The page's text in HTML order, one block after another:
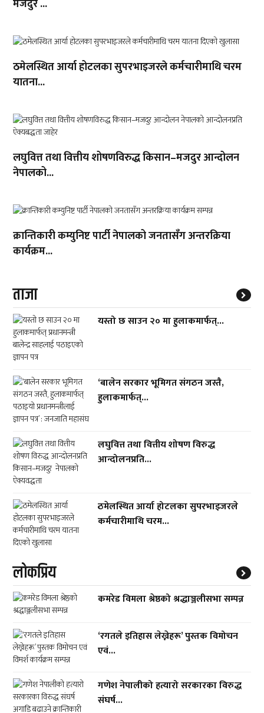
मजदुर ...
ठमेलस्थित आर्या होटलका सुपरभाइजरले कर्मचारीमाथि चरम
यातना...
लघुवित्त तथा वित्तीय शोषणविरुद्ध किसान–मजदुर आन्दोलन
नेपालको...
क्रान्तिकारी कम्युनिष्ट पार्टी नेपालको जनतासँग अन्तरक्रिया
कार्यक्रम...
ताजा
यस्तो छ साउन २० मा हुलाकमार्फत्...
‘बालेन सरकार भूमिगत संगठन जस्तै,
हुलाकमार्फत्...
लघुवित्त तथा वित्तीय शोषण विरुद्ध
आन्दोलनप्रति...
ठमेलस्थित आर्या होटलका सुपरभाइजरले
कर्मचारीमाथि चरम...
लाेकप्रिय
कमरेड विमला श्रेष्ठको श्रद्धाञ्जलीसभा सम्पन्न
‘रगतले इतिहास लेख्नेहरू’ पुस्तक विमोचन
एवं...
गणेश नेपालीको हत्यारो सरकारका विरुद्ध
संघर्ष...